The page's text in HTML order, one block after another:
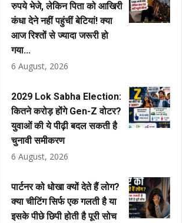
रुपये भेजे, लेकिन पिता को आखिरी
कंधा देने नहीं पहुंचीं बेटियां! क्या
आज रिश्तों से ज्यादा जरूरी हो
गया...
6 August, 2026
2029 Lok Sabha Election:
कितने करोड़ होंगे Gen-Z वोटर?
युवाओं की ये पीढ़ी बदल सकती है
चुनावी समीकरण
6 August, 2026
पार्टनर को धोखा क्यों देते हैं लोग?
क्या चीटिंग सिर्फ एक गलती है या
इसके पीछे छिपी होती है पूरी सोच